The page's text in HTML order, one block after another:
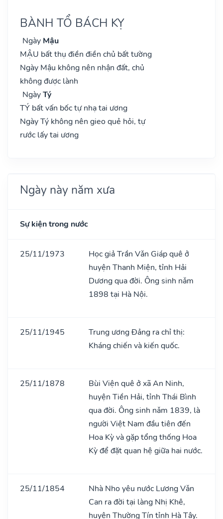
BÀNH TỔ BÁCH KỴ
Ngày Mậu
MẬU bất thụ điền điền chủ bất tường
Ngày Mậu không nên nhận đất, chủ
không được lành
NgàyTý
TÝ bất vấn bốc tự nhạ tai ương
Ngày Tý không nên gieo quẻ hỏi, tự
rước lấy tai ương
Ngày này năm xưa
Sự kiện trong nước
25/11/1973
Học giả Trần Vǎn Giáp quê ở
huyện Thanh Miện, tỉnh Hải
Dương qua đời. Ông sinh nǎm
1898 tại Hà Nội.
25/11/1945
Trung ương Đảng ra chỉ thị:
Kháng chiến và kiến quốc.
25/11/1878
Bùi Viện quê ở xã An Ninh,
huyện Tiền Hải, tỉnh Thái Bình
qua đời. Ông sinh nǎm 1839, là
người Việt Nam đầu tiên đến
Hoa Kỳ và gặp tổng thống Hoa
Kỳ để đặt quan hệ giữa hai nước.
25/11/1854
Nhà Nho yêu nước Lương Vǎn
Can ra đời tại làng Nhị Khê,
huyện Thường Tín tỉnh Hà Tây.